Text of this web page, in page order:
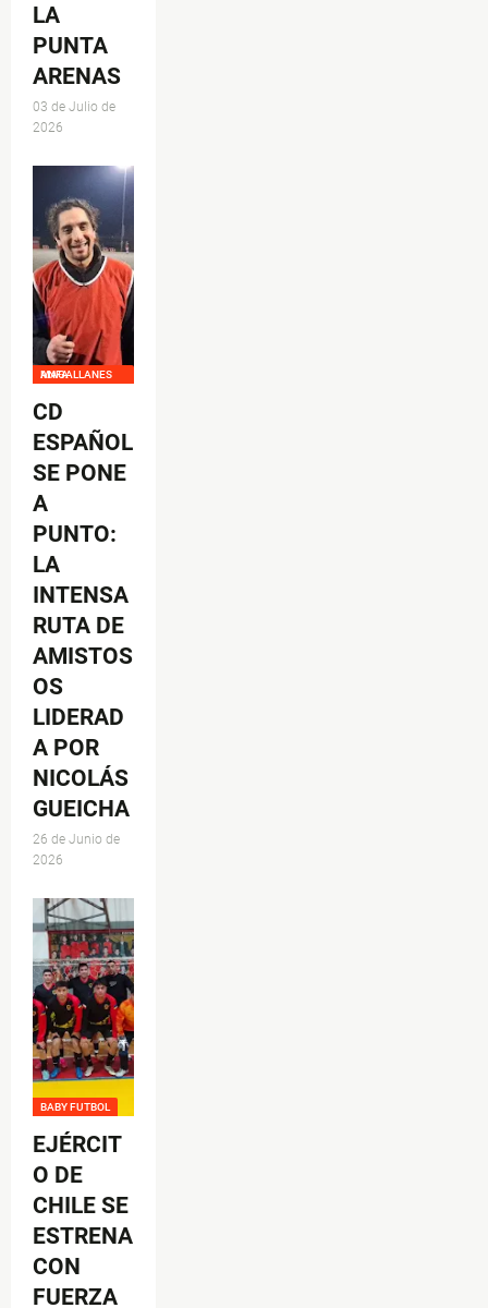
LA
PUNTA
ARENAS
03 de Julio de
2026
ANFA MAGALLANES
CD
ESPAÑOL
SE PONE
A
PUNTO:
LA
INTENSA
RUTA DE
AMISTOS
OS
LIDERAD
A POR
NICOLÁS
GUEICHA
26 de Junio de
2026
BABY FUTBOL
EJÉRCIT
O DE
CHILE SE
ESTRENA
CON
FUERZA